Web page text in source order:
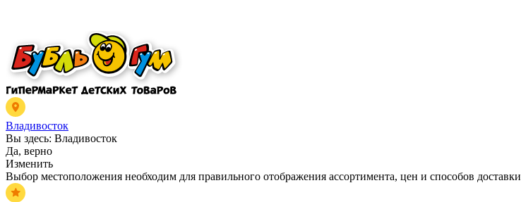
Владивосток
Вы здесь: Владивосток
Да, верно
Изменить
Выбор местоположения необходим для правильного отображения ассортимента, цен и способов доставки